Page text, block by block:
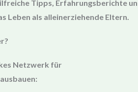
Tipps, Erfahrungsberichte
Leben als alleinerziehende Eltern.
Netzwerk für